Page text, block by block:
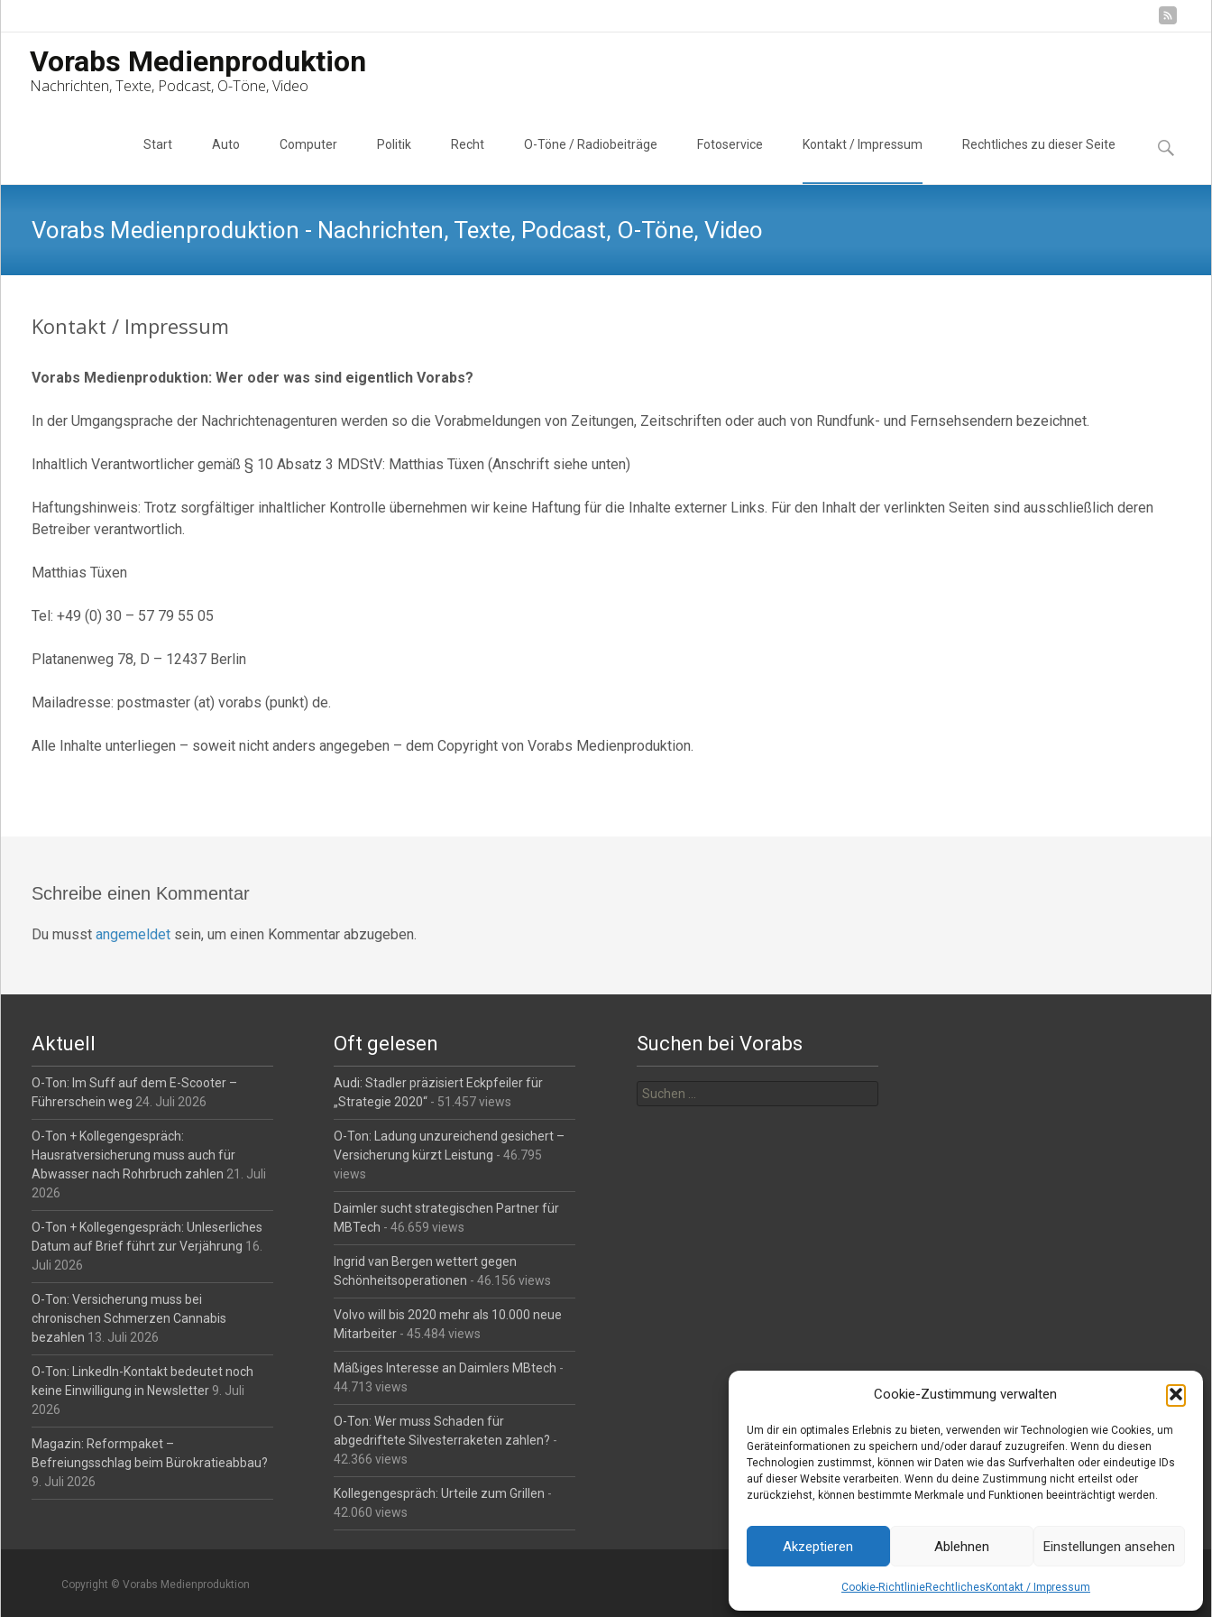
Cookie-Zustimmung verwalten
Um dir ein optimales Erlebnis zu bieten, verwenden wir Technologien wie Cookies, um
Geräteinformationen zu speichern und/oder darauf zuzugreifen. Wenn du diesen
Technologien zustimmst, können wir Daten wie das Surfverhalten oder eindeutige IDs
auf dieser Website verarbeiten. Wenn du deine Zustimmung nicht erteilst oder
zurückziehst, können bestimmte Merkmale und Funktionen beeinträchtigt werden.
Akzeptieren Ablehnen Einstellungen ansehen
Cookie-RichtlinieRechtliches Kontakt / Impressum
Vorabs Medienproduktion
Nachrichten, Texte, Podcast, O-Töne, Video
Start Auto Computer Politik Recht O-Töne / Radiobeiträge Fotoservice Kontakt / Impressum Rechtliches zu dieser Seite
Suchen
nach:
Vorabs Medienproduktion - Nachrichten, Texte, Podcast, O-Töne, Video
Kontakt / Impressum
Vorabs Medienproduktion: Wer oder was sind eigentlich Vorabs?
In der Umgangsprache der Nachrichtenagenturen werden so die Vorabmeldungen von Zeitungen, Zeitschriften oder auch von Rundfunk- und Fernsehsendern bezeichnet.
Inhaltlich Verantwortlicher gemäß § 10 Absatz 3 MDStV: Matthias Tüxen (Anschrift siehe unten)
Haftungshinweis: Trotz sorgfältiger inhaltlicher Kontrolle übernehmen wir keine Haftung für die Inhalte externer Links. Für den Inhalt der verlinkten Seiten sind ausschließlich deren
Betreiber verantwortlich.
Matthias Tüxen
Tel: +49 (0) 30 – 57 79 55 05
Platanenweg 78, D – 12437 Berlin
Mailadresse: postmaster (at) vorabs (punkt) de.
Alle Inhalte unterliegen – soweit nicht anders angegeben – dem Copyright von Vorabs Medienproduktion.
Schreibe einen Kommentar
Du musst angemeldetsein, um einen Kommentar abzugeben.
Aktuell
O-Ton: Im Suff auf dem E-Scooter –
Führerschein weg 24. Juli 2026
O-Ton + Kollegengespräch:
Hausratversicherung muss auch für
Abwasser nach Rohrbruch zahlen 21. Juli
2026
O-Ton + Kollegengespräch: Unleserliches
Datum auf Brief führt zur Verjährung 16.
Juli 2026
O-Ton: Versicherung muss bei
chronischen Schmerzen Cannabis
bezahlen 13. Juli 2026
O-Ton: LinkedIn-Kontakt bedeutet noch
keine Einwilligung in Newsletter 9. Juli
2026
Magazin: Reformpaket –
Befreiungsschlag beim Bürokratieabbau?
9. Juli 2026
Oft gelesen
Audi: Stadler präzisiert Eckpfeiler für
„Strategie 2020“ - 51.457 views
O-Ton: Ladung unzureichend gesichert –
Versicherung kürzt Leistung - 46.795
views
Daimler sucht strategischen Partner für
MBTech - 46.659 views
Ingrid van Bergen wettert gegen
Schönheitsoperationen - 46.156 views
Volvo will bis 2020 mehr als 10.000 neue
Mitarbeiter - 45.484 views
Mäßiges Interesse an Daimlers MBtech -
44.713 views
O-Ton: Wer muss Schaden für
abgedriftete Silvesterraketen zahlen? -
42.366 views
Kollegengespräch: Urteile zum Grillen -
42.060 views
Suchen bei Vorabs
nach:
Copyright © Vorabs Medienproduktion Powered by WordPress, Designed and Developed bytemplatesnext